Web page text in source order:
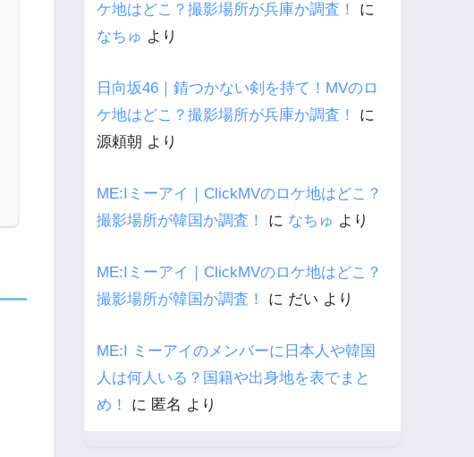
ケ地はどこ？撮影場所が兵庫か調査！
に
なちゅ より
日向坂46｜錆つかない剣を持て！MVのロ
ケ地はどこ？撮影場所が兵庫か調査！
に
源頼朝 より
ME:Iミーアイ｜ClickMVのロケ地はどこ？
撮影場所が韓国か調査！
に なちゅ より
ME:Iミーアイ｜ClickMVのロケ地はどこ？
撮影場所が韓国か調査！
に だい より
ME:I ミーアイのメンバーに日本人や韓国
人は何人いる？国籍や出身地を表でまと
め！
に 匿名 より